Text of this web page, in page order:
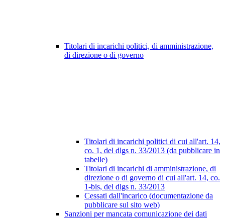
Titolari di incarichi politici, di amministrazione,
di direzione o di governo
Titolari di incarichi politici di cui all'art. 14,
co. 1, del dlgs n. 33/2013 (da pubblicare in
tabelle)
Titolari di incarichi di amministrazione, di
direzione o di governo di cui all'art. 14, co.
1-bis, del dlgs n. 33/2013
Cessati dall'incarico (documentazione da
pubblicare sul sito web)
Sanzioni per mancata comunicazione dei dati